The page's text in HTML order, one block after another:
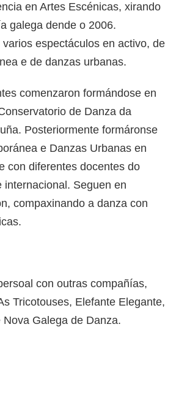
en Artes Escénicas, xirando
galega dende o 2006.
espectáculos en activo, de
e de danzas urbanas.
comenzaron formándose en
de Danza da
Posteriormente formáronse
e Danzas Urbanas en
con diferentes docentes do
internacional. Seguen en
compaxinando a danza con
con outras compañías,
Tricotouses, Elefante Elegante,
Galega de Danza.